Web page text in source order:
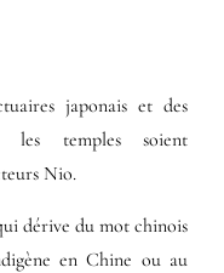
japonais et des
les temples soient
Nio.
dérive du mot chinois
en Chine ou au